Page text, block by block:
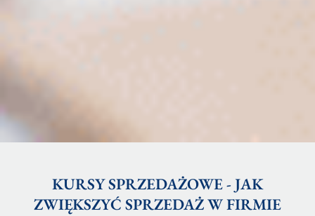
KURSY SPRZEDAŻOWE - JAK
ZWIĘKSZYĆ SPRZEDAŻ W FIRMIE